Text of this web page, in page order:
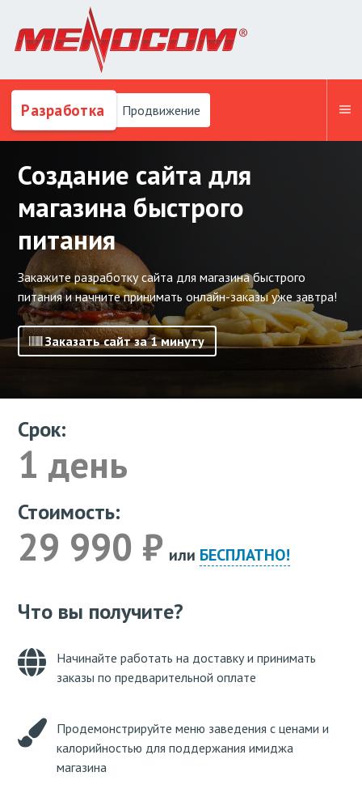
Разработка Продвижение
Создание сайта для
магазина быстрого
питания
Закажите разработку сайта для магазина быстрого
питания и начните принимать онлайн-заказы уже завтра!
Заказать сайт за 1 минуту
Срок:
1 день
Стоимость:
29 990 ₽ или БЕСПЛАТНО!
Что вы получите?
Начинайте работать на доставку и принимать
заказы по предварительной оплате
Продемонстрируйте меню заведения с ценами и
калорийностью для поддержания имиджа
магазина